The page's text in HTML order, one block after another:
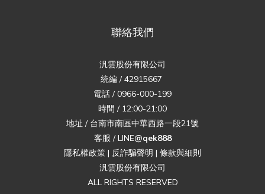
聯絡我們
汎雲股份有限公司
統編 / 42915667
電話 / 0966-000-199
時間 / 12:00-21:00
地址 / 台南市南區中華西路一段21號
客服 / LINE@qek888
隱私權政策 | 反詐騙聲明 | 條款與細則
汎雲股份有限公司
ALL RIGHTS RESERVED